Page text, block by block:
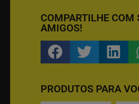
COMPARTILHE COM
AMIGOS!
PRODUTOS PARA